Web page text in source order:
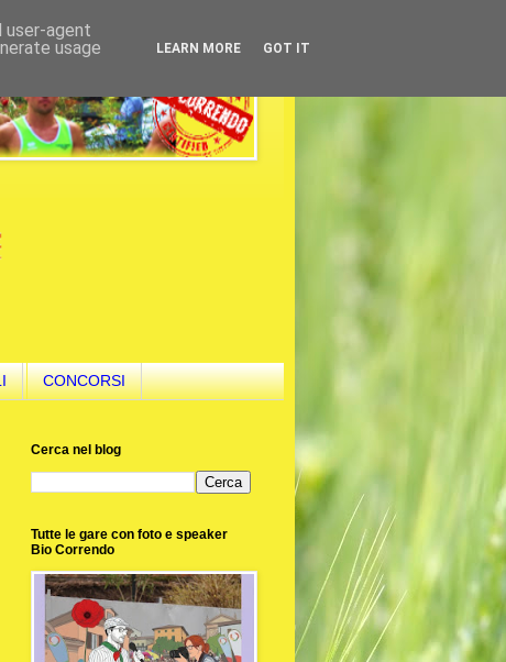
CONCORSI
Cerca nel blog
Tutte le gare con foto e speaker
Bio Correndo
user-agent
usage
LEARN MORE GOT IT